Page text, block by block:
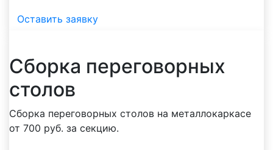
Оставить заявку
Сборка переговорных
столов
Сборка переговорных столов на металлокаркасе
от 700 руб. за секцию.